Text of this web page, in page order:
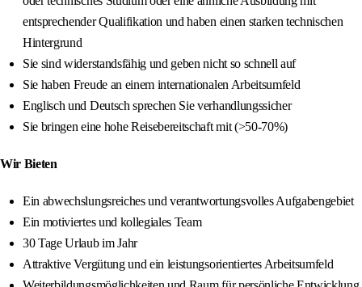
entsprechender Qualifikation und haben einen starken technischen
Hintergrund
Sie sind widerstandsfähig und geben nicht so schnell auf
Sie haben Freude an einem internationalen Arbeitsumfeld
Englisch und Deutsch sprechen Sie verhandlungssicher
Sie bringen eine hohe Reisebereitschaft mit (>50-70%)
Wir Bieten
Ein abwechslungsreiches und verantwortungsvolles Aufgabengebiet
Ein motiviertes und kollegiales Team
30 Tage Urlaub im Jahr
Attraktive Vergütung und ein leistungsorientiertes Arbeitsumfeld